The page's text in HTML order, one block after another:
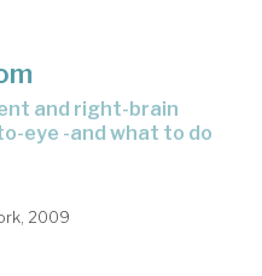
eye -and what to do
2009